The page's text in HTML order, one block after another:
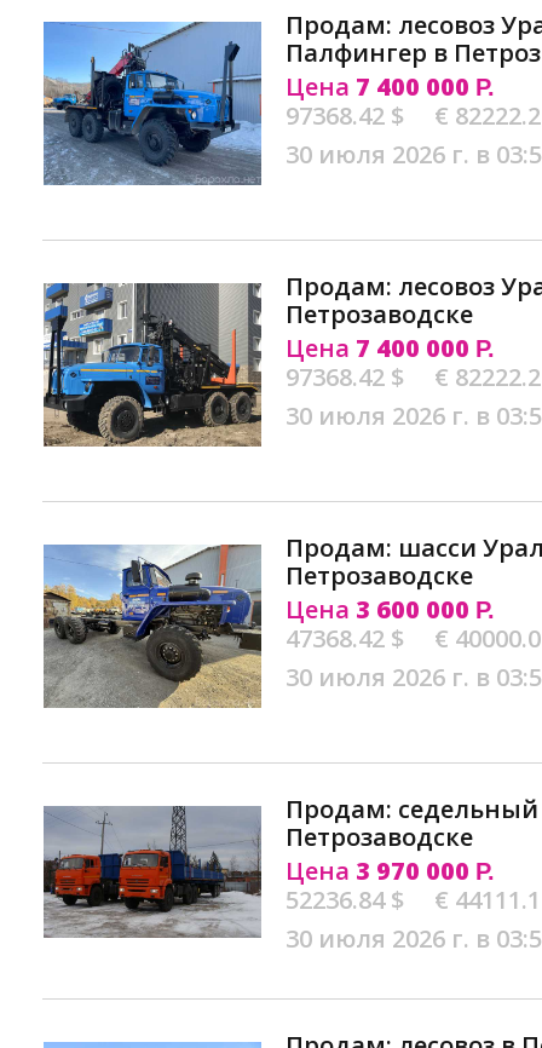
Продам: лесовоз
Палфингер в
Цена 7 400 000 Р.
97368.42 $
€
30 июля 2026 г. в
Продам: лесовоз
Петрозаводске
Цена 7 400 000 Р.
97368.42 $
€
30 июля 2026 г. в
Продам: шасси
Петрозаводске
Цена 3 600 000 Р.
47368.42 $
€
30 июля 2026 г. в
Продам: седельный
Петрозаводске
Цена 3 970 000 Р.
52236.84 $
€
30 июля 2026 г. в